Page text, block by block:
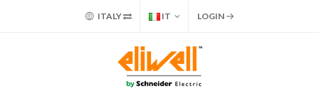
ITALY IT LOGIN